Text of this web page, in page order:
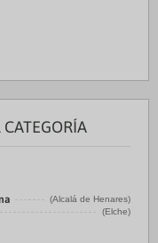
CATEGORÍA
(Alcalá de Henares)
(Elche)